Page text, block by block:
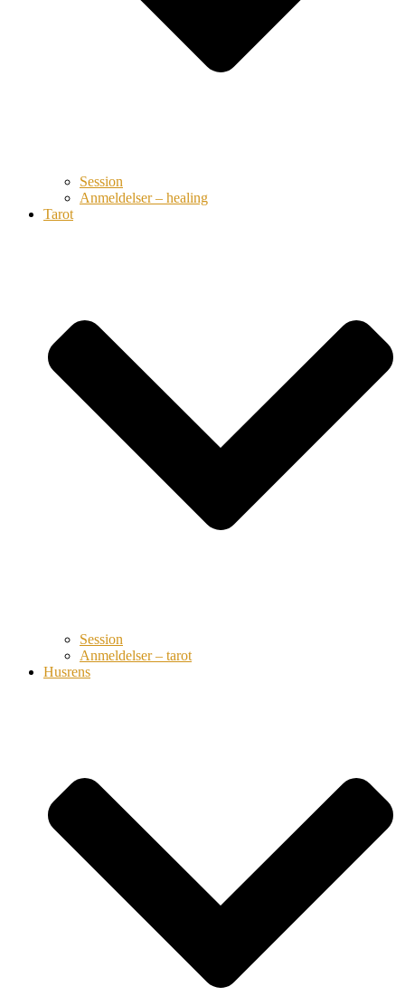
Session
Anmeldelser – healing
Tarot
Session
Anmeldelser – tarot
Husrens